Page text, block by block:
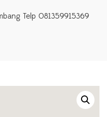
Telp 081359915369